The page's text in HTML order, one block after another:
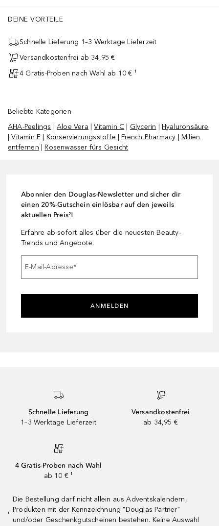
DEINE VORTEILE
Schnelle Lieferung 1–3 Werktage Lieferzeit
Versandkostenfrei ab 34,95 €
4 Gratis-Proben nach Wahl ab 10 € ¹
Beliebte Kategorien
AHA-Peelings |Aloe Vera |Vitamin C Glycerin |Hyaluronsäure
|Vitamin E Konservierungsstoffe |French Pharmacy |Milien
entfernen |Rosenwasser fürs Gesicht
Abonnier den Douglas-Newsletter und sicher dir
einen 20%-Gutschein einlösbar auf den jeweils
aktuellen Preis²!
Erfahre ab sofort alles über die neuesten Beauty-
Trends und Angebote.
E-Mail-Adresse*
ANMELDEN
Schnelle Lieferung
1–3 Werktage Lieferzeit
Versandkostenfrei
ab 34,95 €
4 Gratis-Proben nach Wahl
ab 10 € ¹
¹
Die Bestellung darf nicht allein aus Adventskalendern,
Produkten mit der Kennzeichnung "Douglas Partner"
und/oder Geschenkgutscheinen bestehen. Keine Auswahl